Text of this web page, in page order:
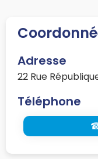
Adresse
22 Rue
Téléphone